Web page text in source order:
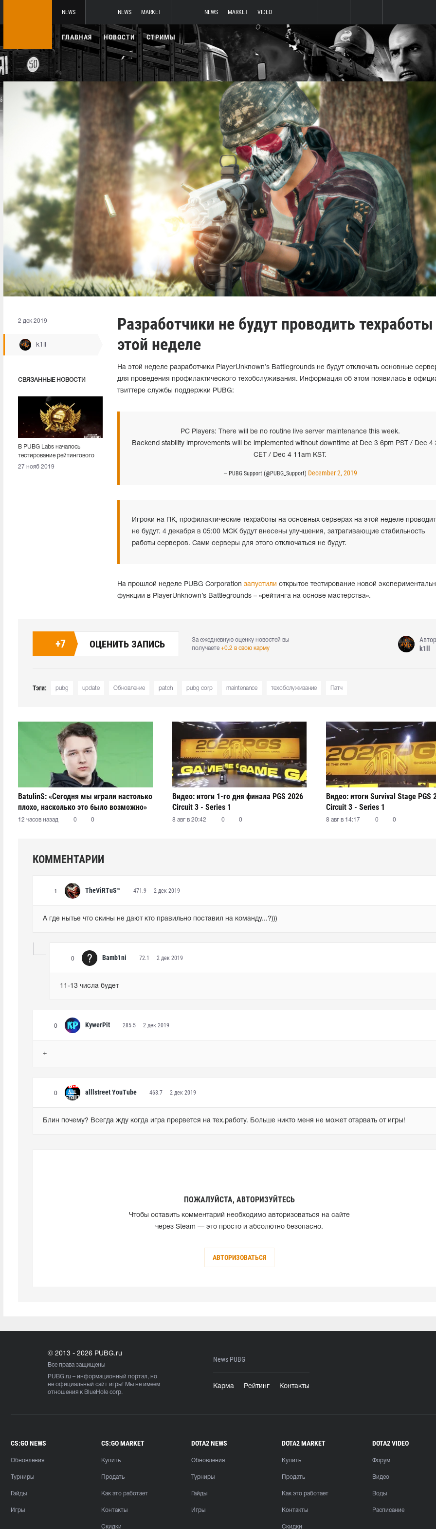
NEWS NEWS MARKET NEWS MARKET VIDEO
ГЛАВНАЯ НОВОСТИ СТРИМЫ
2 дек 2019
k1ll
СВЯЗАННЫЕ НОВОСТИ
В PUBG Labs началось
тестирование рейтингового
матчмейкинга
27 нояб 2019
Разработчики не будут проводить
этой неделе
На этой неделе разработчики PlayerUnknown’s Battlegrounds не будут отключать основные
для проведения профилактического техобслуживания. Информация об этом появилась в
твиттере службы поддержки PUBG:
PC Players: There will be no routine live server maintenance this week.
Backend stability improvements will be implemented without downtime at Dec 3 6pm PST / Dec 4
CET / Dec 4 11am KST.
— PUBG Support (@PUBG_Support) December 2, 2019
Игроки на ПК, профилактические техработы на основных серверах на этой неделе
не будут. 4 декабря в 05:00 МСК будут внесены улучшения, затрагивающие стабильность
работы серверов. Сами серверы для этого отключаться не будут.
На прошлой неделе PUBG Corporation запустили открытое тестирование новой
функции в PlayerUnknown’s Battlegrounds – «рейтинга на основе мастерства».
+7 ОЦЕНИТЬ ЗАПИСЬ
За ежедневную оценку новостей вы
получаете +0.2 в свою карму
Автор
k1ll
Тэги: pubg update Обновление patch pubg corp maintenance техобслуживание Патч
BatulinS: «Сегодня мы играли настолько
плохо, насколько это было возможно»
12 часов назад 0 0
Видео: итоги 1-го дня финала PGS 2026
Circuit 3 - Series 1
8 авг в 20:42 0 0
Видео: итоги Survival Stage PGS
Circuit 3 - Series 1
8 авг в 14:17 0 0
КОММЕНТАРИИ
1 TheViRTuS™ 471.9 2 дек 2019
А где нытье что скины не дают кто правильно поставил на команду...?)))
0 Bamb1ni 72.1 2 дек 2019
11-13 числа будет
0 KywerPit 285.5 2 дек 2019
+
0 alllstreet YouTube 463.7 2 дек 2019
Блин почему? Всегда жду когда игра прервется на тех.работу. Больше никто меня не может отарвать от игры!
ПОЖАЛУЙСТА, АВТОРИЗУЙТЕСЬ
Чтобы оставить комментарий необходимо авторизоваться на сайте
через Steam — это просто и абсолютно безопасно.
АВТОРИЗОВАТЬСЯ
© 2013 - 2026 PUBG.ru
Все права защищены
PUBG.ru – информационный портал, но
не официальный сайт игры! Мы не имеем
отношения к BlueHole corp.
News PUBG
Карма Рейтинг Контакты
CS:GO NEWS
Обновления
Турниры
Гайды
Игры
CS:GO MARKET
Купить
Продать
Как это работает
Контакты
Скидки
DOTA2 NEWS
Обновления
Турниры
Гайды
Игры
DOTA2 MARKET
Купить
Продать
Как это работает
Контакты
Скидки
DOTA2 VIDEO
Форум
Видео
Воды
Расписание